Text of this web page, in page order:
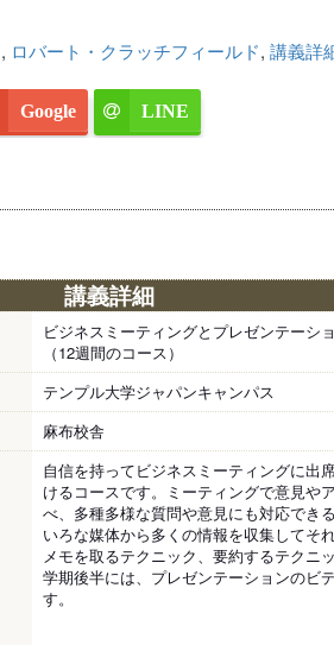
, ロバート・クラッチフィールド, 講義詳
Google LINE
講義詳細
ビジネスミーティングとプレゼンテーシ
（12週間のコース）
テンプル大学ジャパンキャンパス
麻布校舎
自信を持ってビジネスミーティングに出
けるコースです。ミーティングで意見や
べ、多種多様な質問や意見にも対応でき
いろな媒体から多くの情報を収集してそ
メモを取るテクニック、要約するテクニ
学期後半には、プレゼンテーションのビ
す。